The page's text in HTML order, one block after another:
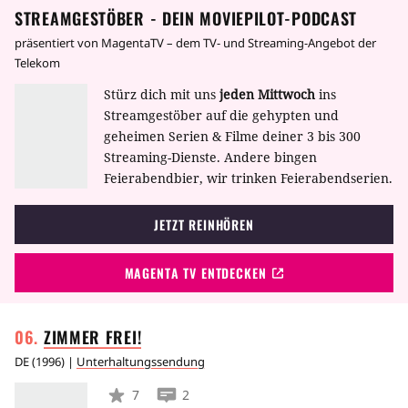
Consorten", die den Eltern von Fiete und Vivi
gehört.
STREAMGESTÖBER - DEIN MOVIEPILOT-PODCAST
präsentiert von MagentaTV – dem TV- und Streaming-Angebot der
Telekom
Stürz dich mit uns jeden Mittwoch ins
Streamgestöber auf die gehypten und
geheimen Serien & Filme deiner 3 bis 300
Streaming-Dienste. Andere bingen
Feierabendbier, wir trinken Feierabendserien.
JETZT REINHÖREN
MAGENTA TV ENTDECKEN
ZIMMER FREI!
DE(1996) | Unterhaltungssendung
7
2